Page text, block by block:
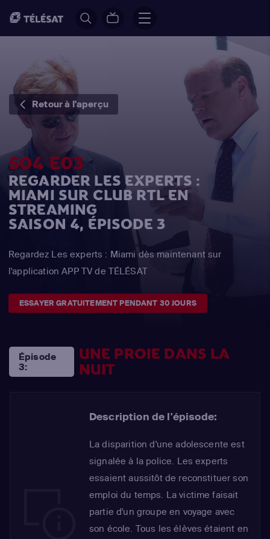
Retour à l'aperçu
S04 E03
REGARDER LES EXPERTS :
MIAMI SUR CLUB RTL EN
STREAMING
SAISON 4, ÉPISODE 3
Regardez Les experts : Miami dès maintenant sur
l'application APP TV de TÉLÉSAT
ESSAYER GRATUITEMENT PENDANT 30 JOURS
Épisode
3:
UNE PROIE DANS LA
NUIT
Description de l'épisode:
La disparition d'une adolescente est
signalée à la police. Les experts
essaient aussitôt de reconstituer son
emploi du temps. La victime faisait
partie d'un groupe en voyage avec
son école. Tous les élèves étaient en